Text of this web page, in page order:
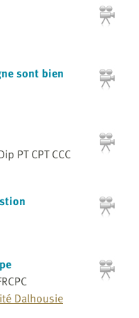
sont bien
PT CPT CCC
Dalhousie